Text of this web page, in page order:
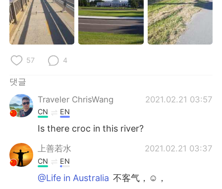
57 4
댓글
Traveler ChrisWang
2021.02.21 03:57
CN EN
Is there croc in this river?
上善若水 2021.02.21 03:37
CN EN
@Life in Australia 不客气，☺，